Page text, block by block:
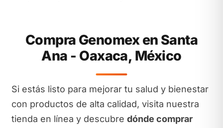
Compra Genomex en Santa
Ana - Oaxaca, México
Si estás listo para mejorar tu salud y bienestar
con productos de alta calidad, visita nuestra
tienda en línea y descubre dónde comprar